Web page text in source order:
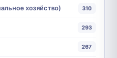
хозяйство) 310
293
267